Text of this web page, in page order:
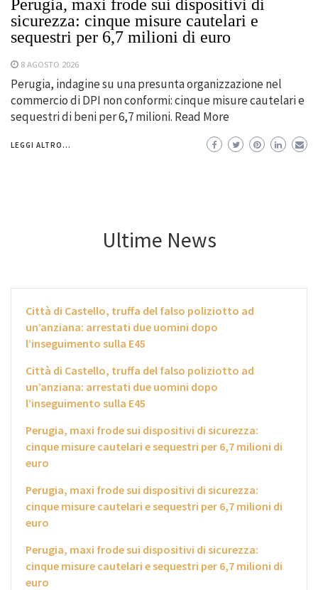
Perugia, maxi frode sui dispositivi di
sicurezza: cinque misure cautelari e
sequestri per 6,7 milioni di euro
8 AGOSTO 2026
Perugia, indagine su una presunta organizzazione nel
commercio di DPI non conformi: cinque misure cautelari e
sequestri di beni per 6,7 milioni. Read More
LEGGI ALTRO...
Ultime News
Città di Castello, truffa del falso poliziotto ad
un’anziana: arrestati due uomini dopo
l’inseguimento sulla E45
Città di Castello, truffa del falso poliziotto ad
un’anziana: arrestati due uomini dopo
l’inseguimento sulla E45
Perugia, maxi frode sui dispositivi di sicurezza:
cinque misure cautelari e sequestri per 6,7 milioni di
euro
Perugia, maxi frode sui dispositivi di sicurezza:
cinque misure cautelari e sequestri per 6,7 milioni di
euro
Perugia, maxi frode sui dispositivi di sicurezza:
cinque misure cautelari e sequestri per 6,7 milioni di
euro